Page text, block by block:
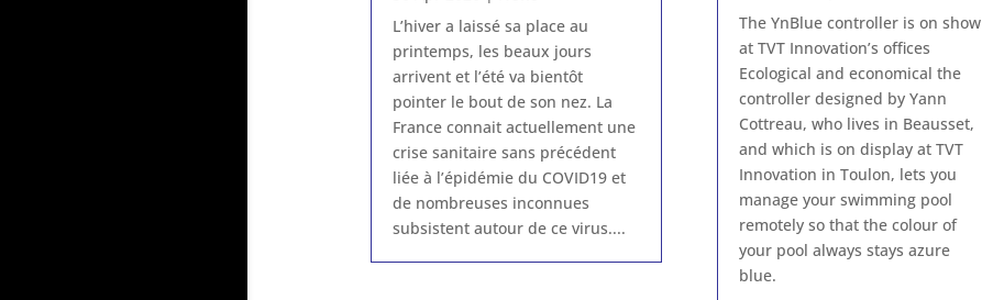
L’hiver a laissé sa place au
printemps, les beaux jours
arrivent et l’été va bientôt
pointer le bout de son nez. La
France connait actuellement une
crise sanitaire sans précédent
liée à l’épidémie du COVID19 et
de nombreuses inconnues
subsistent autour de ce virus....
The YnBlue controller is on show
at TVT Innovation’s offices
Ecological and economical the
controller designed by Yann
Cottreau, who lives in Beausset,
and which is on display at TVT
Innovation in Toulon, lets you
manage your swimming pool
remotely so that the colour of
your pool always stays azure
blue.